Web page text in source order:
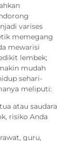
varises
memegang
mewarisi
lembek;
mudah
sehari-
meliputi:
atau saudara
risiko Anda
guru,